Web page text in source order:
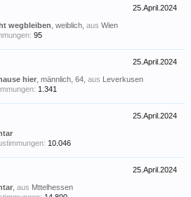
25.April.2024
wegbleiben , weiblich, aus Wien
95
25.April.2024
hier , männlich, 64, aus Leverkusen
1.341
25.April.2024
10.046
25.April.2024
aus Mttelhessen